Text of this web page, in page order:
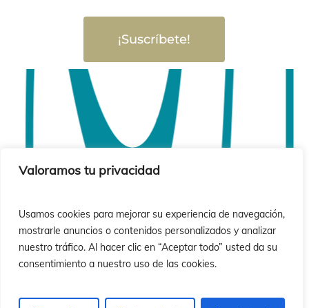
Valoramos tu privacidad
Usamos cookies para mejorar su experiencia de navegación,
mostrarle anuncios o contenidos personalizados y analizar
nuestro tráfico. Al hacer clic en “Aceptar todo” usted da su
consentimiento a nuestro uso de las cookies.
¡Suscríbete!